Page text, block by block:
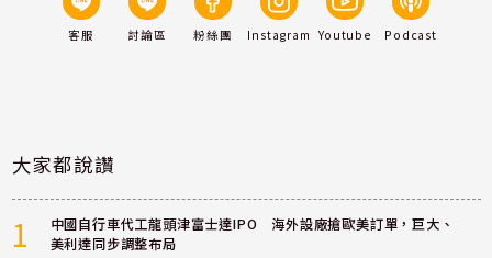
客服 討論區 粉絲團 Instagram Youtube Podcast
大家都說讚
1
中國自行車代工龍頭津富士達IPO 海外設廠搶歐美訂單，巨大、
美利達同步調整布局